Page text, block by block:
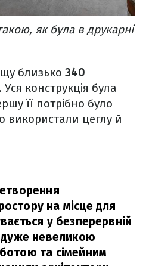
як була в друкарні
близько 340
. Уся конструкція була
її потрібно було
використали цеглу й
на місце для
у безперервній
дуже невеликою
та сімейним